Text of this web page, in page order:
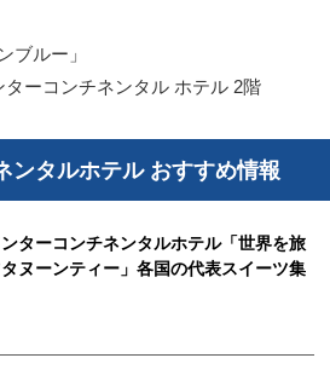
ブルー」
ーコンチネンタル ホテル 2階
ンタルホテル おすすめ情報
ターコンチネンタルホテル「世界を旅
ヌーンティー」各国の代表スイーツ集